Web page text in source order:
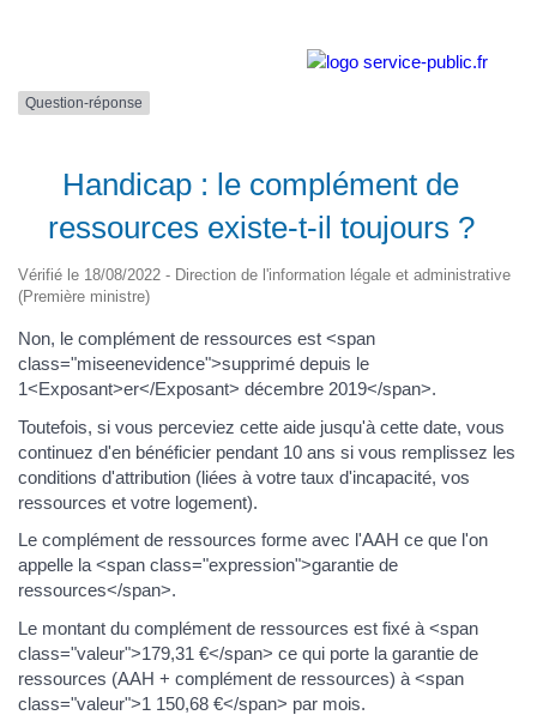
Question-réponse
Handicap : le complément de
ressources existe-t-il toujours ?
Vérifié le 18/08/2022 - Direction de l'information légale et administrative
(Première ministre)
Non, le complément de ressources est <span
class="miseenevidence">supprimé depuis le
1<Exposant>er</Exposant> décembre 2019</span>.
Toutefois, si vous perceviez cette aide jusqu'à cette date, vous
continuez d'en bénéficier pendant 10 ans si vous remplissez les
conditions d'attribution (liées à votre taux d'incapacité, vos
ressources et votre logement).
Le complément de ressources forme avec l'AAH ce que l'on
appelle la <span class="expression">garantie de
ressources</span>.
Le montant du complément de ressources est fixé à <span
class="valeur">179,31 €</span> ce qui porte la garantie de
ressources (AAH + complément de ressources) à <span
class="valeur">1 150,68 €</span> par mois.